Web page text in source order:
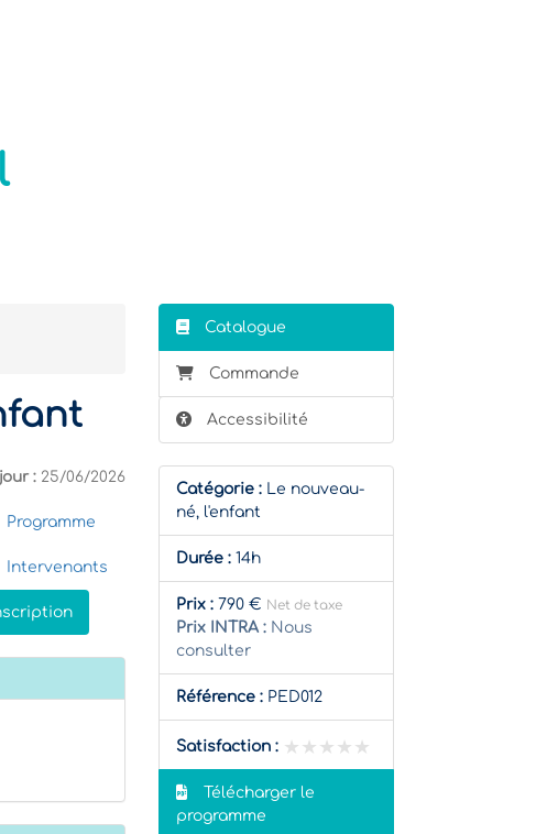
: 25/06/2026
Programme
Intervenants
Catalogue
Commande
Accessibilité
Catégorie : Le nouveau-
né, l'enfant
Durée : 14h
Prix : 790 € Net de taxe
Prix INTRA : Nous
consulter
Référence : PED012
Satisfaction : ★★★★★
★★★★★
Télécharger le
programme